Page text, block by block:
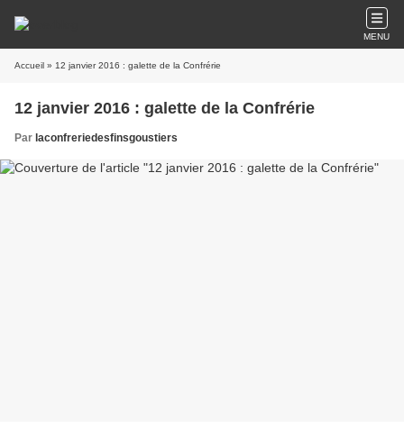
MENU
Accueil » 12 janvier 2016 : galette de la Confrérie
12 janvier 2016 : galette de la Confrérie
Par laconfreriedesfinsgoustiers